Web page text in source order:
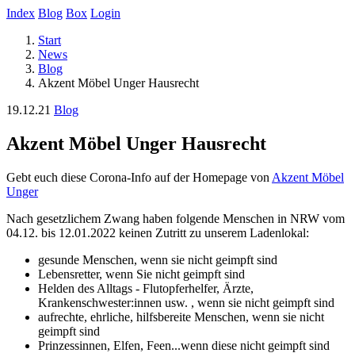
Index Blog Box Login
Start
News
Blog
Akzent Möbel Unger Hausrecht
19.12.21 Blog
Akzent Möbel Unger Hausrecht
Gebt euch diese Corona-Info auf der Homepage von Akzent Möbel
Unger
Nach gesetzlichem Zwang haben folgende Menschen in NRW vom
04.12. bis 12.01.2022 keinen Zutritt zu unserem Ladenlokal:
gesunde Menschen, wenn sie nicht geimpft sind
Lebensretter, wenn Sie nicht geimpft sind
Helden des Alltags - Flutopferhelfer, Ärzte,
Krankenschwester:innen usw. , wenn sie nicht geimpft sind
aufrechte, ehrliche, hilfsbereite Menschen, wenn sie nicht
geimpft sind
Prinzessinnen, Elfen, Feen...wenn diese nicht geimpft sind